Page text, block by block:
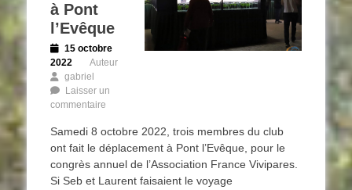
à Pont
l’Evêque
Posted
on
15 octobre
2022
Auteur
gabriel
Laisser un
commentaire
Samedi 8 octobre 2022, trois membres du club
ont fait le déplacement à Pont l’Evêque, pour le
congrès annuel de l’Association France Vivipares.
Si Seb et Laurent faisaient le voyage